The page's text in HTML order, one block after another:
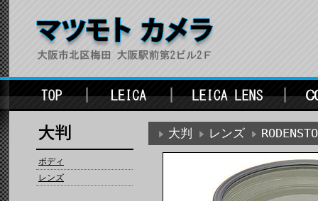
ボディ
レンズ
大判 レンズ